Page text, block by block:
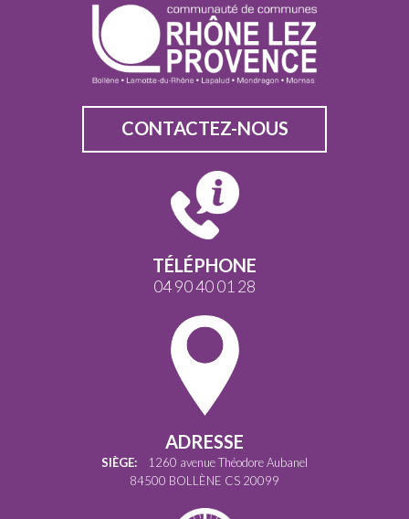
CONTACTEZ-NOUS
TÉLÉPHONE
04 90 40 01 28
ADRESSE
SIÈGE: 1260 avenue Théodore Aubanel
84500 BOLLÈNE CS 20099